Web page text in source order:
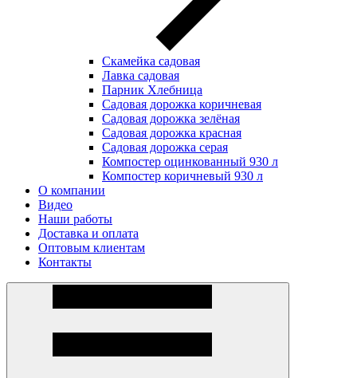
Скамейка садовая
Лавка садовая
Парник Хлебница
Садовая дорожка коричневая
Садовая дорожка зелёная
Садовая дорожка красная
Садовая дорожка серая
Компостер оцинкованный 930 л
Компостер коричневый 930 л
О компании
Видео
Наши работы
Доставка и оплата
Оптовым клиентам
Контакты